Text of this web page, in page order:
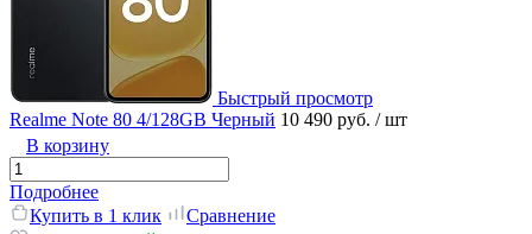
Быстрый просмотр
Realme Note 80 4/128GB Черный 10 490 руб. / шт
В корзину
Подробнее
Купить в 1 клик
Сравнение